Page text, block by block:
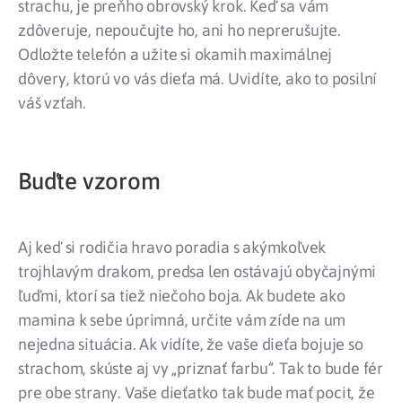
strachu, je preňho obrovský krok. Keď sa vám
zdôveruje, nepoučujte ho, ani ho neprerušujte.
Odložte telefón a užite si okamih maximálnej
dôvery, ktorú vo vás dieťa má. Uvidíte, ako to posilní
váš vzťah.
Buďte vzorom
Aj keď si rodičia hravo poradia s akýmkoľvek
trojhlavým drakom, predsa len ostávajú obyčajnými
ľuďmi, ktorí sa tiež niečoho boja. Ak budete ako
mamina k sebe úprimná, určite vám zíde na um
nejedna situácia. Ak vidíte, že vaše dieťa bojuje so
strachom, skúste aj vy „priznať farbu“. Tak to bude fér
pre obe strany. Vaše dieťatko tak bude mať pocit, že